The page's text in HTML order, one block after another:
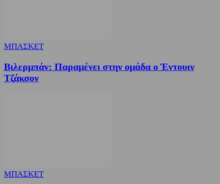
ΜΠΑΣΚΕΤ
Βιλερμπάν: Παραμένει στην ομάδα ο Έντουιν
Τζάκσον
ΜΠΑΣΚΕΤ